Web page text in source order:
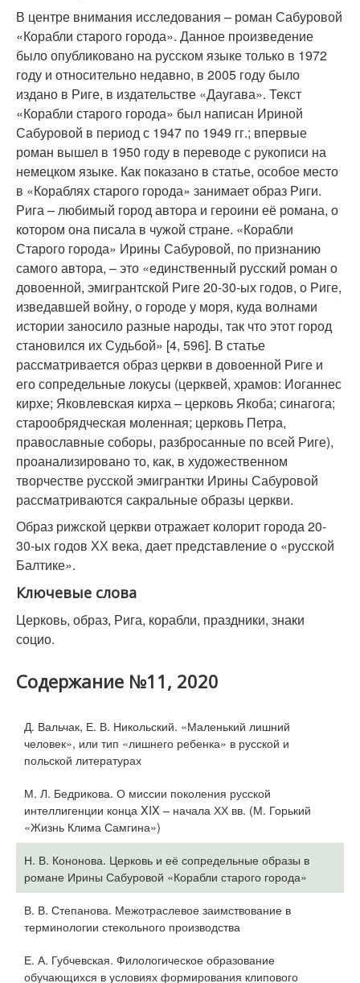
В центре внимания исследования – роман Сабуровой
«Корабли старого города». Данное произведение
было опубликовано на русском языке только в 1972
году и относительно недавно, в 2005 году было
издано в Риге, в издательстве «Даугава». Текст
«Корабли старого города» был написан Ириной
Сабуровой в период с 1947 по 1949 гг.; впервые
роман вышел в 1950 году в переводе с рукописи на
немецком языке. Как показано в статье, особое место
в «Кораблях старого города» занимает образ Риги.
Рига – любимый город автора и героини её романа, о
котором она писала в чужой стране. «Корабли
Старого города» Ирины Сабуровой, по признанию
самого автора, – это «единственный русский роман о
довоенной, эмигрантской Риге 20-30-ых годов, о Риге,
изведавшей войну, о городе у моря, куда волнами
истории заносило разные народы, так что этот город
становился их Судьбой» [4, 596]. В статье
рассматривается образ церкви в довоенной Риге и
его сопредельные локусы (церквей, храмов: Иоганнес
кирхе; Яковлевская кирха – церковь Якоба; синагога;
старообрядческая моленная; церковь Петра,
православные соборы, разбросанные по всей Риге),
проанализировано то, как, в художественном
творчестве русской эмигрантки Ирины Сабуровой
рассматриваются сакральные образы церкви.
Образ рижской церкви отражает колорит города 20-
30-ых годов ХХ века, дает представление о «русской
Балтике».
Ключевые слова
Церковь, образ, Рига, корабли, праздники, знаки
социо.
Содержание №11, 2020
Д. Вальчак, Е. В. Никольский. «Маленький лишний
человек», или тип «лишнего ребенка» в русской и
польской литературах
М. Л. Бедрикова. О миссии поколения русской
интеллигенции конца XIX – начала ХХ вв. (М. Горький
«Жизнь Клима Самгина»)
Н. В. Кононова. Церковь и её сопредельные образы в
романе Ирины Сабуровой «Корабли старого города»
В. В. Степанова. Межотраслевое заимствование в
терминологии стекольного производства
Е. А. Губчевская. Филологическое образование
обучающихся в условиях формирования клипового